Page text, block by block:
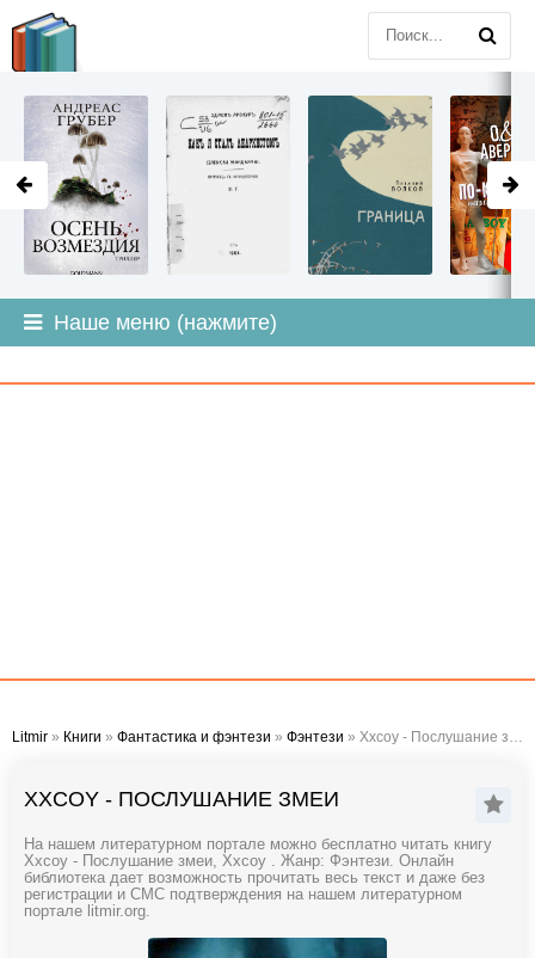
Наше меню (нажмите)
Litmir » Книги » Фантастика и фэнтези » Фэнтези » Xxcoy - Послушание змеи
XXCOY - ПОСЛУШАНИЕ ЗМЕИ
На нашем литературном портале можно бесплатно читать книгу
Xxcoy - Послушание змеи, Xxcoy . Жанр: Фэнтези. Онлайн
библиотека дает возможность прочитать весь текст и даже без
регистрации и СМС подтверждения на нашем литературном
портале litmir.org.
LITMIR.ORG